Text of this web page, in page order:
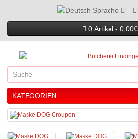
Sprache
0 Artikel - 0,00€
KATEGORIEN